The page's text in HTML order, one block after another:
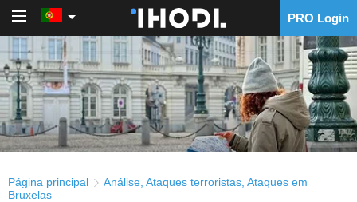
PRO Login
Página principal Análise Ataques terroristas Ataques em
Bruxelas